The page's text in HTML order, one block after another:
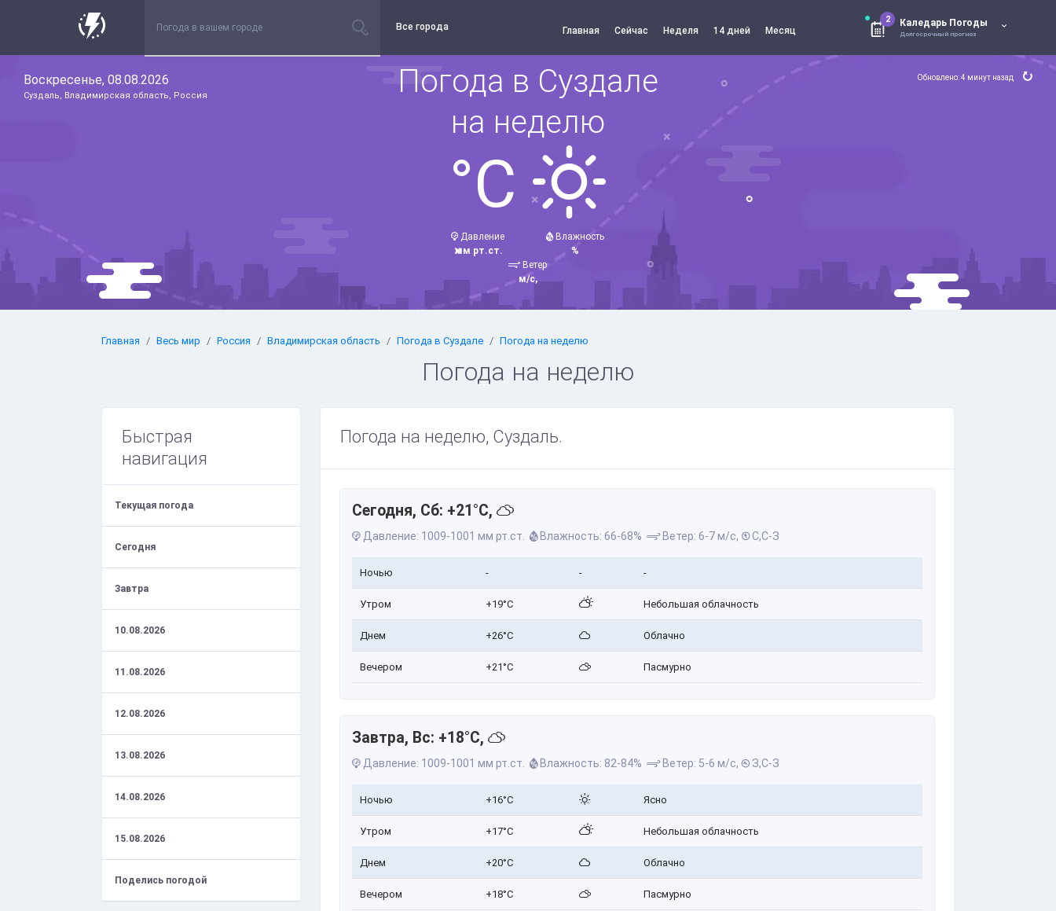
Все города Главная Сейчас Неделя 14 дней Месяц
2 Каледарь Погоды
Долгосрочный прогноз
Воскресенье, 08.08.2026
Суздаль, Владимирская область, Россия
Обновлено: 4 минут назад
Погода в Суздале
на неделю
°C
Давление
мм рт.ст.
Влажность
%
Ветер
м/с,
Главная Весь мир Россия Владимирская область Погода в Суздале Погода на неделю
Погода на неделю
Быстрая
навигация
Текущая погода
Сегодня
Завтра
10.08.2026
11.08.2026
12.08.2026
13.08.2026
14.08.2026
15.08.2026
Поделись погодой
Погода на неделю, Суздаль.
Сегодня, Сб: +21°C,
Давление: 1009-1001 мм рт.ст. Влажность: 66-68% Ветер: 6-7 м/с, С,С-З
Ночью - - -
Утром +19°C Небольшая облачность
Днем +26°C Облачно
Вечером +21°C Пасмурно
Завтра, Вс: +18°C,
Давление: 1009-1001 мм рт.ст. Влажность: 82-84% Ветер: 5-6 м/с, З,С-З
Ночью +16°C Ясно
Утром +17°C Небольшая облачность
Днем +20°C Облачно
Вечером +18°C Пасмурно